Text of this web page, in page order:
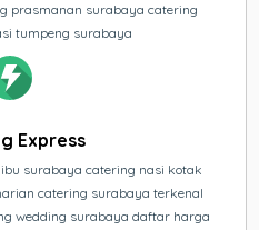
prasmanan surabaya catering
tumpeng surabaya
Express
surabaya catering nasi kotak
catering surabaya terkenal
wedding surabaya daftar harga